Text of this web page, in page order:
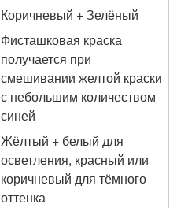
Коричневый + Зелёный
Фисташковая краска
получается при
смешивании желтой краски
с небольшим количеством
синей
Жёлтый + белый для
осветления, красный или
коричневый для тёмного
оттенка